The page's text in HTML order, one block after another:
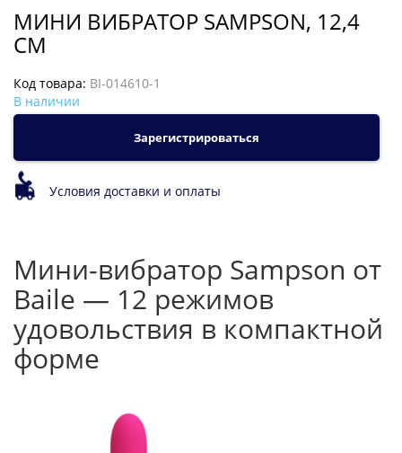
МИНИ ВИБРАТОР SAMPSON, 12,4
СМ
Код товара: BI-014610-1
В наличии
Зарегистрироваться
Условия доставки и оплаты
Мини-вибратор Sampson от
Baile — 12 режимов
удовольствия в компактной
форме